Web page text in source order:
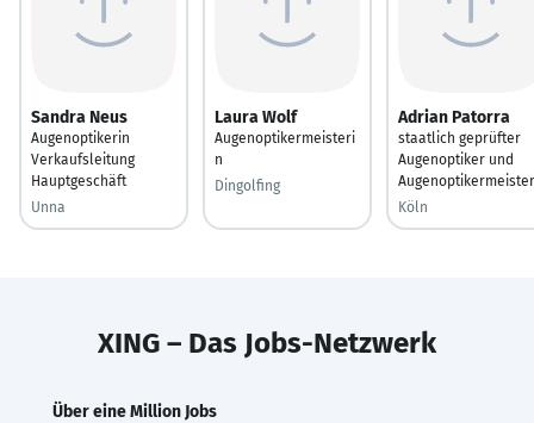
Sandra Neus
Augenoptikerin
Verkaufsleitung
Hauptgeschäft
Unna
Laura Wolf
Augenoptikermeisteri
n
Dingolfing
Adrian Patorra
staatlich geprüfter
Augenoptiker und
Augenoptikermeister
Köln
XING – Das Jobs-Netzwerk
Über eine Million Jobs